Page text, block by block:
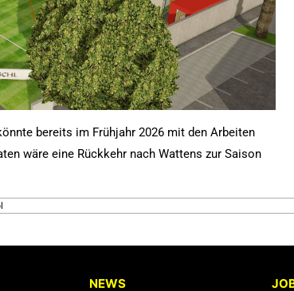
bereits im Frühjahr 2026 mit den Arbeiten
wäre eine Rückkehr nach Wattens zur Saison
NEWS